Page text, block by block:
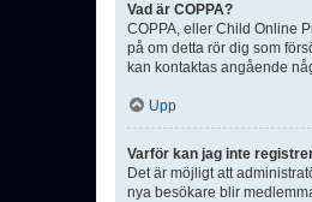
Vad är COPPA?
COPPA, eller Child Online
på om detta rör dig som
kan kontaktas angående
Upp
Varför kan jag inte
Det är möjligt att
nya besökare blir